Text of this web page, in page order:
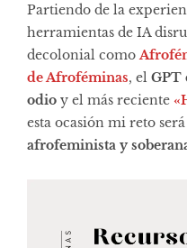
Partiendo de la
herramientas de IA
decolonial como
de Afroféminas, el GPT
odio y el más reciente
esta ocasión mi reto
afrofeminista y